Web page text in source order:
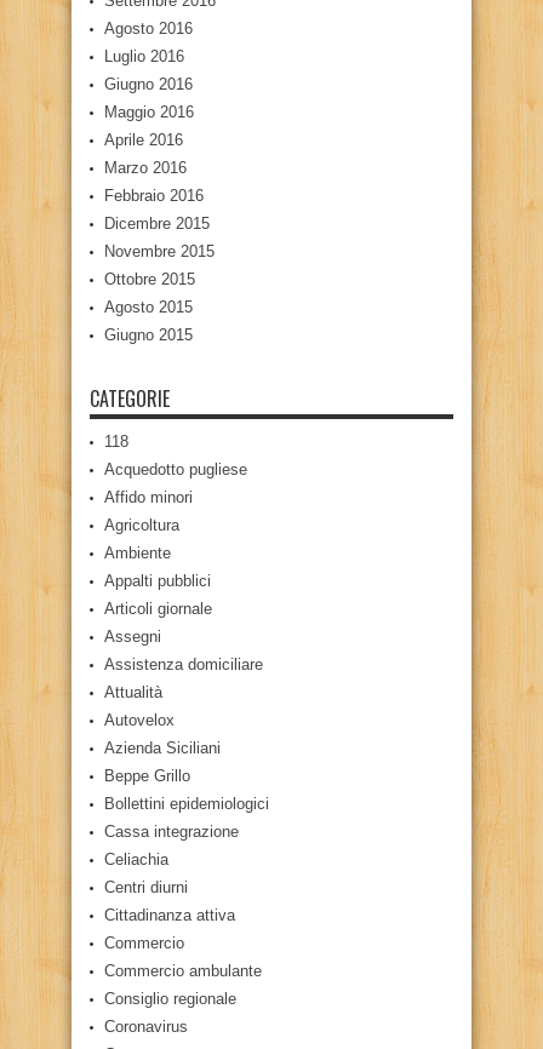
Agosto 2016
Luglio 2016
Giugno 2016
Maggio 2016
Aprile 2016
Marzo 2016
Febbraio 2016
Dicembre 2015
Novembre 2015
Ottobre 2015
Agosto 2015
Giugno 2015
CATEGORIE
118
Acquedotto pugliese
Affido minori
Agricoltura
Ambiente
Appalti pubblici
Articoli giornale
Assegni
Assistenza domiciliare
Attualità
Autovelox
Azienda Siciliani
Beppe Grillo
Bollettini epidemiologici
Cassa integrazione
Celiachia
Centri diurni
Cittadinanza attiva
Commercio
Commercio ambulante
Consiglio regionale
Coronavirus